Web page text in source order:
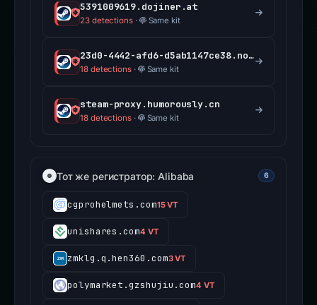
5391009619.dojiner.at
23 detections· Same kit
23d0-4442-afd6-d5ab1147ce38.non-steam.com
18 detections· Same kit
steam-proxy.humorously.cn
18 detections· Same kit
Тот же регистратор: Alibaba 6
cgprohelmets.com15 VT
unishares.com4 VT
zmklg.q.hen360.com3 VT
polymarket.gzshujiu.com4 VT